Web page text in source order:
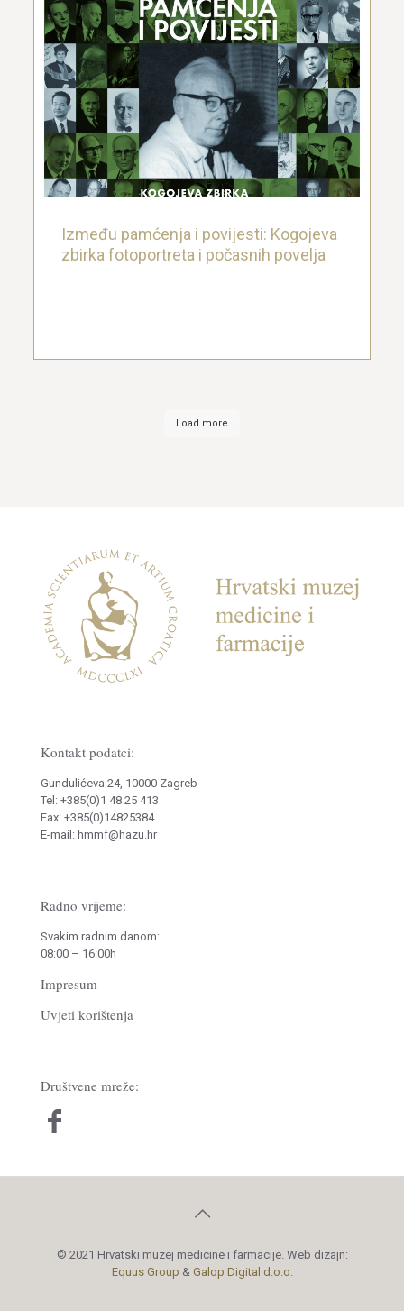
Između pamćenja i povijesti: Kogojeva
zbirka fotoportreta i počasnih povelja
Između pamćenja i povijesti: Kogojeva
zbirka fotoportreta i počasnih povelja
26. ožujka 2021.
Load more
Kontakt podatci:
Gundulićeva 24, 10000 Zagreb
Tel: +385(0)1 48 25 413
Fax: +385(0)14825384
E-mail: hmmf@hazu.hr
Radno vrijeme:
Svakim radnim danom:
08:00 – 16:00h
Impresum
Uvjeti korištenja
Društvene mreže:
© 2021 Hrvatski muzej medicine i farmacije. Web dizajn:
Equus Group & Galop Digital d.o.o.